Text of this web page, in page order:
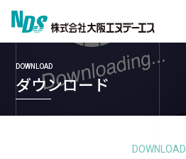
DOWNLOAD
ダウンロード
DOWNLOAD